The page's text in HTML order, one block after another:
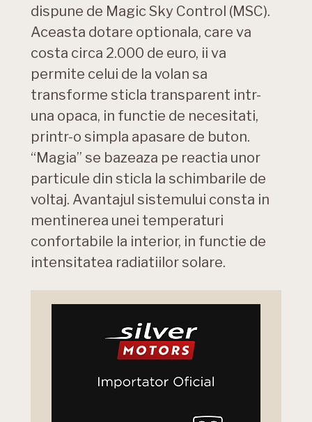
dispune de Magic Sky Control (MSC).
Aceasta dotare optionala, care va
costa circa 2.000 de euro, ii va
permite celui de la volan sa
transforme sticla transparent intr-
una opaca, in functie de necesitati,
printr-o simpla apasare de buton.
“Magia” se bazeaza pe reactia unor
particule din sticla la schimbarile de
voltaj. Avantajul sistemului consta in
mentinerea unei temperaturi
confortabile la interior, in functie de
intensitatea radiatiilor solare.